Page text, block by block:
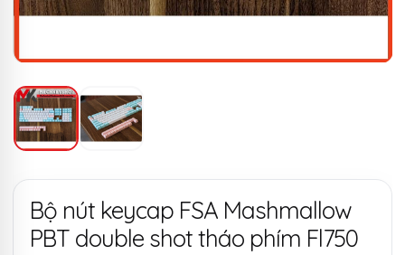
Bộ nút keycap FSA Mashmallow
PBT double shot tháo phím Fl750